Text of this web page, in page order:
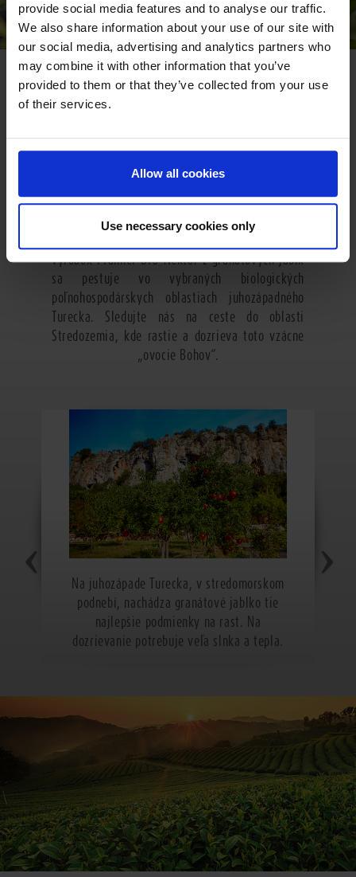
provide social media features and to analyse our traffic.
We also share information about your use of our site with
our social media, advertising and analytics partners who
may combine it with other information that you’ve
provided to them or that they’ve collected from your use
of their services.
Allow all cookies
Use necessary cookies only
GO SOUTH
V miernom podnebí Turecka dozrieva rajské
pokladá za symbol života a plodnosti. Názov
niečo ako „vybavený jadrami“. Granátové jablko
obsahuje asi 400 rubínovo červených
osviežujúcich jadier, ktoré sú uložené v
výrobok Pfanner BIO Nektár z granátových jabĺk
sa pestuje vo vybraných biologických
poľnohospodárskych oblastiach juhozápadného
Turecka. Sledujte nás na ceste do oblasti
Stredozemia, kde rastie a dozrieva toto vzácne
„ovocie Bohov“.
Na juhozápade Turecka, v stredomorskom
podnebí, nachádza granátové jablko tie
najlepšie podmienky na rast. Na
dozrievanie potrebuje veľa slnka a tepla.